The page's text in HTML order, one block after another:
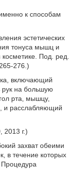
к способам
эстетических
тонуса мышц и
Под. ред.
276.)
включающий
рук на большую
рта, мышцу,
и расслабляющий
г.)
захват обеими
в течение которых
Процедура